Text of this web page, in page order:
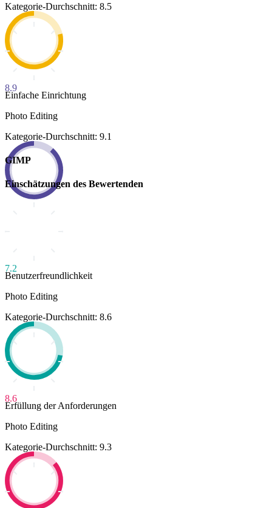
Kategorie-Durchschnitt: 8.5
8.9
Einfache Einrichtung
Photo Editing
Kategorie-Durchschnitt: 9.1
GIMP
Einschätzungen des Bewertenden
7.2
Benutzerfreundlichkeit
Photo Editing
Kategorie-Durchschnitt: 8.6
8.6
Erfüllung der Anforderungen
Photo Editing
Kategorie-Durchschnitt: 9.3